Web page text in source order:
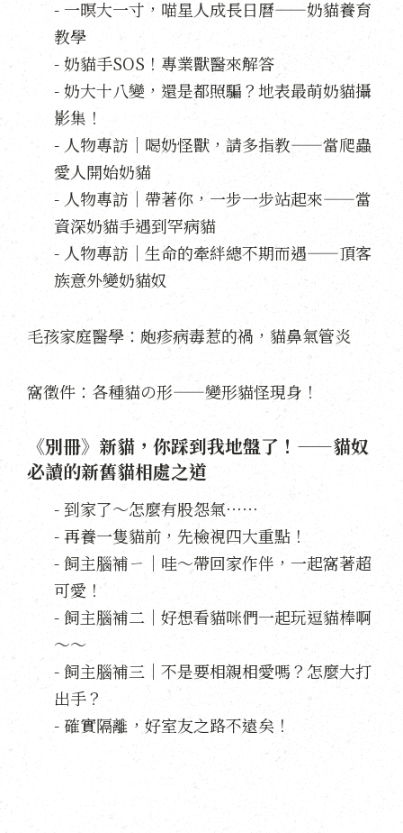
- 一暝大一寸，喵星人成長日曆——奶貓養育
教學
- 奶貓手SOS！專業獸醫來解答
- 奶大十八變，還是都照騙？地表最萌奶貓攝
影集！
- 人物專訪｜喝奶怪獸，請多指教——當爬蟲
愛人開始奶貓
- 人物專訪｜帶著你，一步一步站起來——當
資深奶貓手遇到罕病貓
- 人物專訪｜生命的牽絆總不期而遇——頂客
族意外變奶貓奴
毛孩家庭醫學：皰疹病毒惹的禍，貓鼻氣管炎
窩徵件：各種貓の形——變形貓怪現身！
《別冊》新貓，你踩到我地盤了！——貓奴
必讀的新舊貓相處之道
- 到家了～怎麼有股怨氣⋯⋯
- 再養一隻貓前，先檢視四大重點！
- 飼主腦補ㄧ｜哇～帶回家作伴，一起窩著超
可愛！
- 飼主腦補二｜好想看貓咪們一起玩逗貓棒啊
～～
- 飼主腦補三｜不是要相親相愛嗎？怎麼大打
出手？
- 確實隔離，好室友之路不遠矣！